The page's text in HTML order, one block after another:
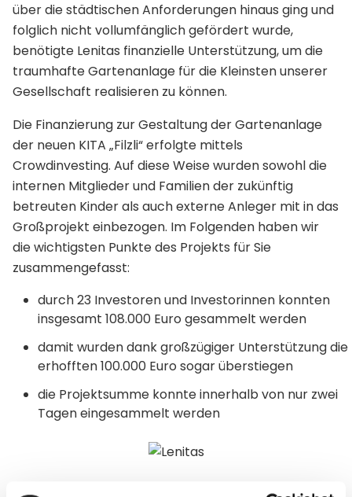
über die städtischen Anforderungen hinaus ging und
folglich nicht vollumfänglich gefördert wurde,
benötigte Lenitas finanzielle Unterstützung, um die
traumhafte Gartenanlage für die Kleinsten unserer
Gesellschaft realisieren zu können.
Die Finanzierung zur Gestaltung der Gartenanlage
der neuen KITA „Filzli“ erfolgte mittels
Crowdinvesting. Auf diese Weise wurden sowohl die
internen Mitglieder und Familien der zukünftig
betreuten Kinder als auch externe Anleger mit in das
Großprojekt einbezogen. Im Folgenden haben wir
die wichtigsten Punkte des Projekts für Sie
zusammengefasst:
durch 23 Investoren und Investorinnen konnten
insgesamt 108.000 Euro gesammelt werden
damit wurden dank großzügiger Unterstützung die
erhofften 100.000 Euro sogar überstiegen
die Projektsumme konnte innerhalb von nur zwei
Tagen eingesammelt werden